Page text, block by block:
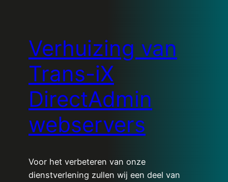
Verhuizing van
Trans-iX
DirectAdmin
webservers
Voor het verbeteren van onze
dienstverlening zullen wij een deel van